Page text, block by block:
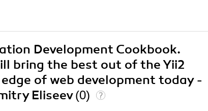
Development Cookbook.
bring the best out of the Yii2
of web development today -
Eliseev(0)